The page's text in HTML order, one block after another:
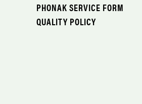
PHONAK SERVICE FORM
QUALITY POLICY